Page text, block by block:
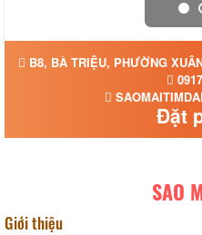
B8, BÀ TRIỆU, PHƯỜNG
Đặt
SAO
Giới thiệu